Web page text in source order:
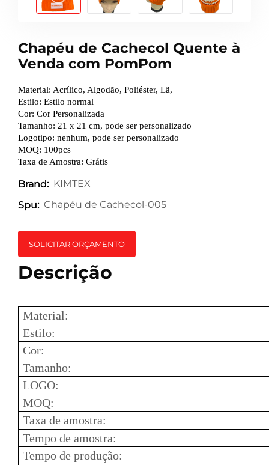
Chapéu de Cachecol Quente à
Venda com PomPom
Material: Acrílico, Algodão, Poliéster, Lã,
Estilo: Estilo normal
Cor: Cor Personalizada
Tamanho: 21 x 21 cm, pode ser personalizado
Logotipo: nenhum, pode ser personalizado
MOQ: 100pcs
Taxa de Amostra: Grátis
Brand: KIMTEX
Spu: Chapéu de Cachecol-005
SOLICITAR ORÇAMENTO
Descrição
Material:
Estilo:
Cor:
Tamanho:
LOGO:
MOQ:
Taxa de amostra:
Tempo de amostra:
Tempo de produção: